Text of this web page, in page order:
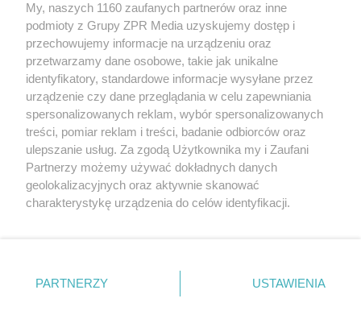
Żaden utwór zamieszczony w serwisie nie może być powielany i
rozpowszechniany lub dalej rozpowszechniany w jakikolwiek sposób (w
tym także elektroniczny lub mechaniczny) na jakimkolwiek polu
eksploatacji w jakiejkolwiek formie, włącznie z umieszczaniem w
Internecie bez pisemnej zgody właściciela praw. Jakiekolwiek użycie lub
wykorzystanie utworów w całości lub w części z naruszeniem prawa,
tzn. bez właściwej zgody, jest zabronione pod groźbą kary i może być
ścigane prawnie.
My, naszych 1160 zaufanych partnerów oraz inne
podmioty z Grupy ZPR Media uzyskujemy dostęp i
przechowujemy informacje na urządzeniu oraz
przetwarzamy dane osobowe, takie jak unikalne
identyfikatory, standardowe informacje wysyłane przez
urządzenie czy dane przeglądania w celu zapewniania
spersonalizowanych reklam, wybór spersonalizowanych
treści, pomiar reklam i treści, badanie odbiorców oraz
ulepszanie usług. Za zgodą Użytkownika my i Zaufani
Partnerzy możemy używać dokładnych danych
geolokalizacyjnych oraz aktywnie skanować
charakterystykę urządzenia do celów identyfikacji.
zmienić/wycofać klikając przycisk ustawień prywatności
znajdujący się w lewym dolnym rogu strony
PARTNERZY USTAWIENIA